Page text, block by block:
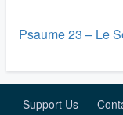
Psaume 23 – Le
Support Us